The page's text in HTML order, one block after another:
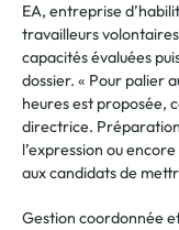
EA, entreprise
travailleurs
capacités évaluées
dossier. « Pour palier
heures est proposée,
directrice.
l’expression ou
aux candidats de
Gestion coordonnée